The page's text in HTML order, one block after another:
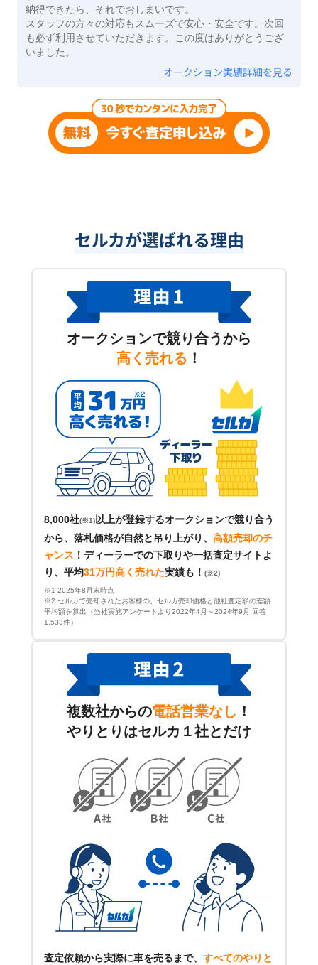
納得できたら、それでおしまいです。
スタッフの方々の対応もスムーズで安心・安全です。次回
も必ず利用させていただきます。この度はありがとうござ
いました。
オークション実績詳細を見る
セルカが選ばれる理由
オークションで競り合うから
高く売れる ！
8,000社(※1)以上が登録するオークションで競り合う
から、落札価格が自然と吊り上がり、 高額売却のチ
ャンス ！ ディーラーでの下取りや一括査定サイトよ
り、平均31万円高く売れた実績も！ (※2)
※1 2025年8月末時点
※2 セルカで売却されたお客様の、セルカ売却価格と他社査定額の差額
平均額を算出（当社実施アンケートより2022年4月～2024年9月 回答
1,533件）
複数社からの電話営業なし ！
やりとりはセルカ１社とだけ
査定依頼から実際に車を売るまで、 すべてのやりと